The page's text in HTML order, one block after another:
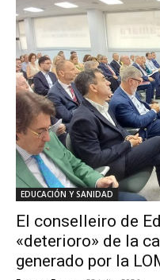
EDUCACIÓN Y SANIDAD
El conselleiro de
«deterioro» de la
generado por la